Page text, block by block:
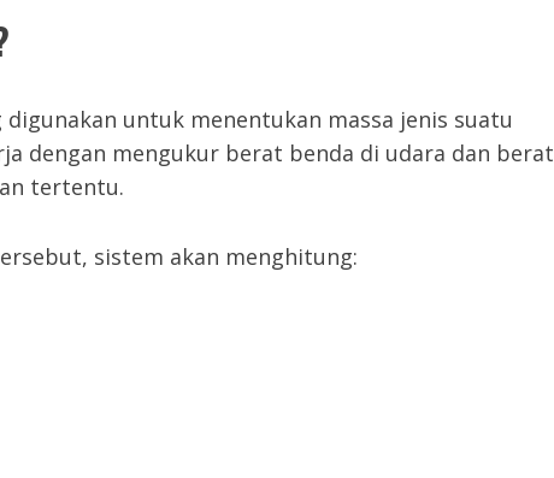
untuk menentukan massa jenis suatu
dengan mengukur berat benda di udara dan berat
tertentu.
sistem akan menghitung: